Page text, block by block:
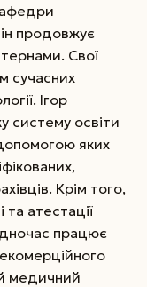
продовжує
Свої
сучасних
Ігор
систему освіти
яких
Крім того,
та атестації
працює
медичний